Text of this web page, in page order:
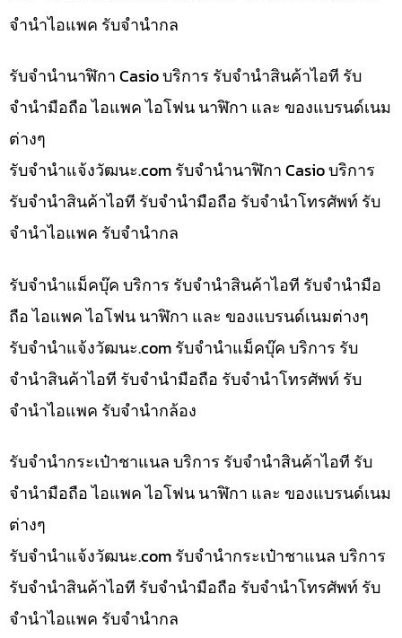
จำนำไอแพค รับจำนำกล
รับจำนำนาฬิกา Casio บริการ รับจำนำสินค้าไอที รับ
จำนำมือถือ ไอแพค ไอโฟน นาฬิกา และ ของแบรนด์เนม
ต่างๆ
รับจํานําแจ้งวัฒนะ.com รับจำนำนาฬิกา Casio บริการ
รับจำนำสินค้าไอที รับจำนำมือถือ รับจำนำโทรศัพท์ รับ
จำนำไอแพค รับจำนำกล
รับจำนำแม็คบุ๊ค บริการ รับจำนำสินค้าไอที รับจำนำมือ
ถือ ไอแพค ไอโฟน นาฬิกา และ ของแบรนด์เนมต่างๆ
รับจํานําแจ้งวัฒนะ.com รับจำนำแม็คบุ๊ค บริการ รับ
จำนำสินค้าไอที รับจำนำมือถือ รับจำนำโทรศัพท์ รับ
จำนำไอแพค รับจำนำกล้อง
รับจำนำกระเป๋าชาแนล บริการ รับจำนำสินค้าไอที รับ
จำนำมือถือ ไอแพค ไอโฟน นาฬิกา และ ของแบรนด์เนม
ต่างๆ
รับจํานําแจ้งวัฒนะ.com รับจำนำกระเป๋าชาแนล บริการ
รับจำนำสินค้าไอที รับจำนำมือถือ รับจำนำโทรศัพท์ รับ
จำนำไอแพค รับจำนำกล